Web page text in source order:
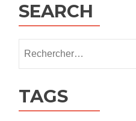
SEARCH
TAGS